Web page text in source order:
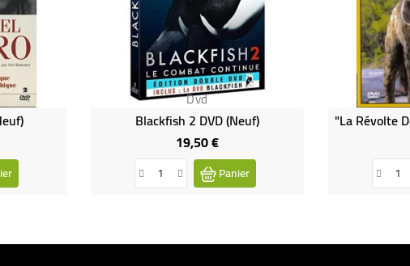
Dvd
Blackfish 2 DVD (neuf)
19,50 €Prix
Panier